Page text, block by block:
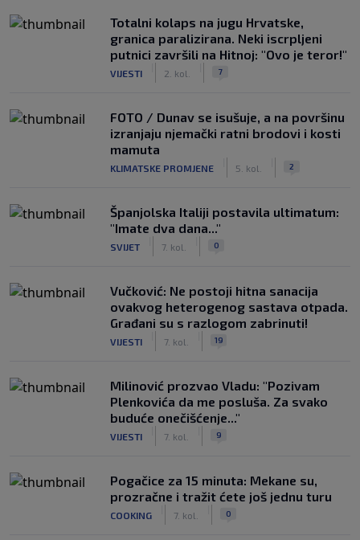
Totalni kolaps na jugu Hrvatske,
granica paralizirana. Neki iscrpljeni
putnici završili na Hitnoj: "Ovo je teror!"
VIJESTI 2. kol. 7
FOTO / Dunav se isušuje, a na površinu
izranjaju njemački ratni brodovi i kosti
mamuta
KLIMATSKE PROMJENE 5. kol. 2
Španjolska Italiji postavila ultimatum:
"Imate dva dana..."
SVIJET 7. kol. 0
Vučković: Ne postoji hitna sanacija
ovakvog heterogenog sastava otpada.
Građani su s razlogom zabrinuti!
VIJESTI 7. kol. 19
Milinović prozvao Vladu: "Pozivam
Plenkovića da me posluša. Za svako
buduće onečišćenje..."
VIJESTI 7. kol. 9
Pogačice za 15 minuta: Mekane su,
prozračne i tražit ćete još jednu turu
COOKING 7. kol. 0